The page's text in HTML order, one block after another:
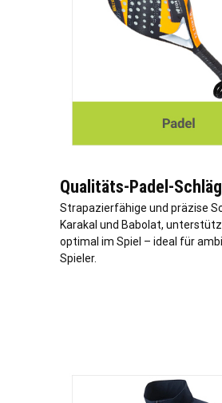
Qualitäts-Padel-
Strapazierfähige und präzise
Karakal und Babolat,
optimal im Spiel – ideal für
Spieler.